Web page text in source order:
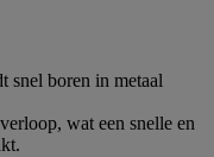
snel boren in metaal
wat een snelle en